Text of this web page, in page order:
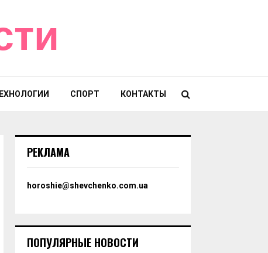
СПОРТ КОНТАКТЫ
РЕКЛАМА
horoshie@shevchenko.com.ua
ПОПУЛЯРНЫЕ НОВОСТИ